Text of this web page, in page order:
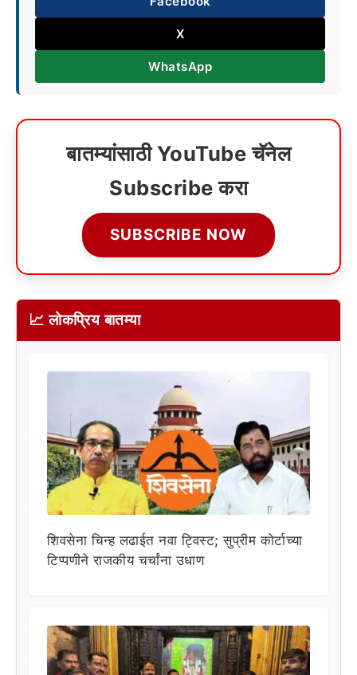
X
WhatsApp
बातम्यांसाठी YouTube चॅनेल
Subscribe करा
SUBSCRIBE NOW
📈 लोकप्रिय बातम्या
शिवसेना चिन्ह लढाईत नवा ट्विस्ट; सुप्रीम कोर्टाच्या
टिप्पणीने राजकीय चर्चांना उधाण